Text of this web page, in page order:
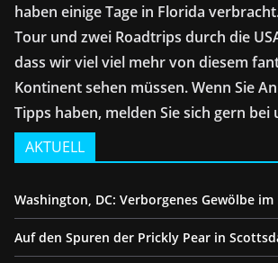
haben einige Tage in Florida
Tour und zwei Roadtrips durch die
dass wir viel viel mehr von diesem
Kontinent sehen müssen. Wenn Sie
Tipps haben, melden Sie sich gern bei
AKTUELL
Washington, DC: Verborgenes Gewölbe
Auf den Spuren der Prickly Pear in